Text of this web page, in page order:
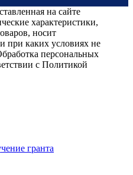
на сайте
характеристики,
носит
при каких условиях не
персональных
с Политикой
гранта